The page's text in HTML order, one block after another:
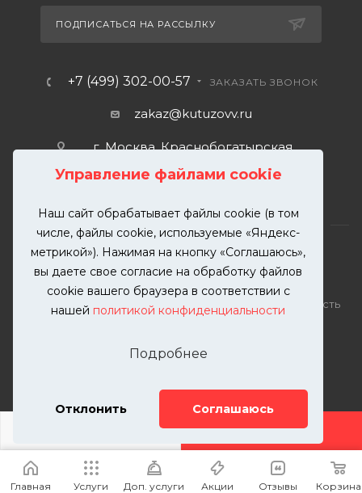
Управление файлами cookie
Наш сайт обрабатывает файлы cookie (в том
числе, файлы cookie, используемые «Яндекс-
метрикой»). Нажимая на кнопку «Соглашаюсь»,
вы даете свое согласие на обработку файлов
cookie вашего браузера в соответствии с
нашей политикой конфиденциальности
Подробнее
Отклонить Соглашаюсь
ДОБАВИТЬ УСЛУГУ
ПОДПИСАТЬСЯ НА РАССЫЛКУ
+7 (499) 302-00-57 ЗАКАЗАТЬ ЗВОНОК
zakaz@kutuzovv.ru
г. Москва, Краснобогатырская
2026 © KUTUZOVV | Кузовной ремонт и покраска
автомобилей. Вся информация на сайте – собственность
разрешения запрещена. Все права защищены.
Телефон: 8(499)-302-00-57
Главная Услуги Доп. услуги Акции Отзывы Корзина